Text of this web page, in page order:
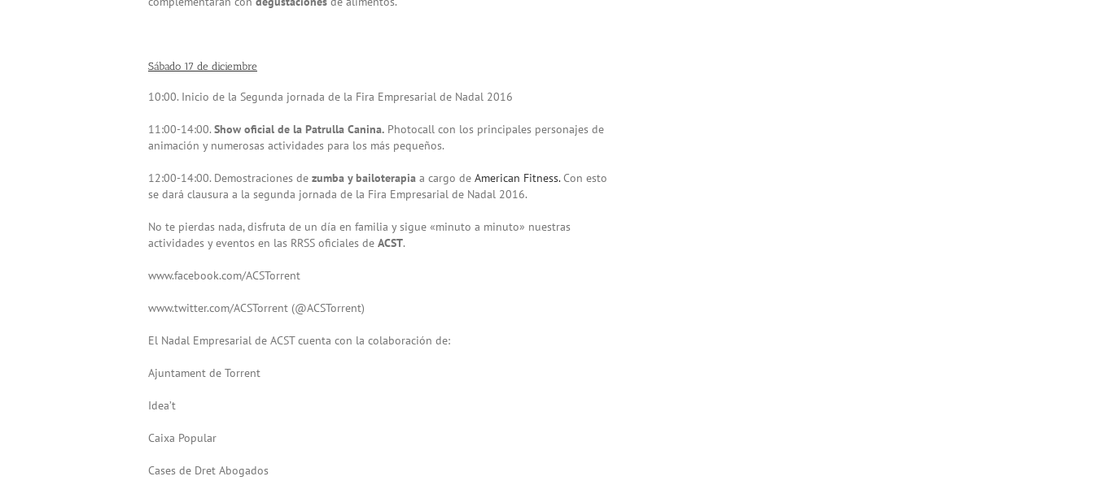
Sábado 17 de diciembre
10:00. Inicio de la Segunda jornada de la Fira Empresarial de Nadal 2016
11:00-14:00. Show oficial de la Patrulla Canina. Photocall con los principales personajes de
animación y numerosas actividades para los más pequeños.
12:00-14:00. Demostraciones de zumba y bailoterapia a cargo de American Fitness.Con esto
se dará clausura a la segunda jornada de la Fira Empresarial de Nadal 2016.
No te pierdas nada, disfruta de un día en familia y sigue «minuto a minuto» nuestras
actividades y eventos en las RRSS oficiales de ACST.
www.facebook.com/ACSTorrent
www.twitter.com/ACSTorrent (@ACSTorrent)
El Nadal Empresarial de ACST cuenta con la colaboración de:
Ajuntament de Torrent
Idea’t
Caixa Popular
Cases de Dret Abogados